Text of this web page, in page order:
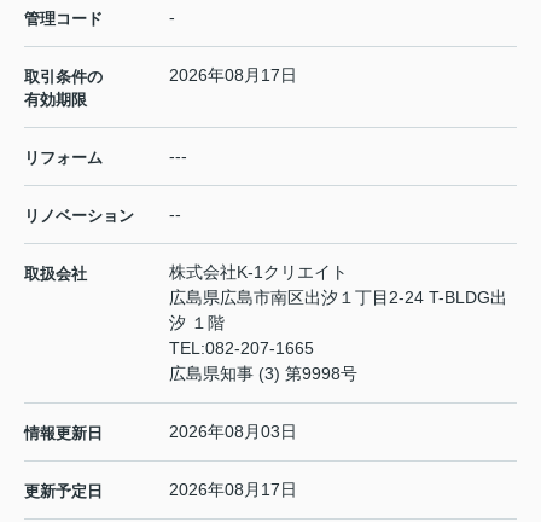
管理コード -
取引条件の
有効期限
2026年08月17日
リフォーム ---
リノベーション --
取扱会社
株式会社K-1クリエイト
広島県広島市南区出汐１丁目2-24 T-BLDG出
汐 １階
TEL:082-207-1665
広島県知事 (3) 第9998号
情報更新日 2026年08月03日
更新予定日 2026年08月17日